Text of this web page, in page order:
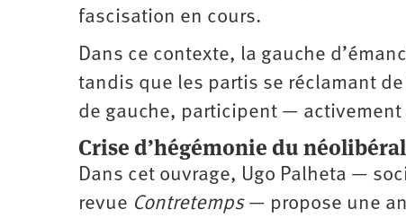
fascisation en cours.
Dans ce contexte, la gauche
tandis que les partis se réclamant
de gauche, participent —
Crise d’hégémonie du
Dans cet ouvrage, Ugo Palheta —
revue Contretemps— propose une